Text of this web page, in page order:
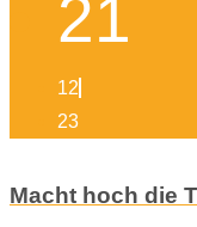
21
12
23
Macht hoch die